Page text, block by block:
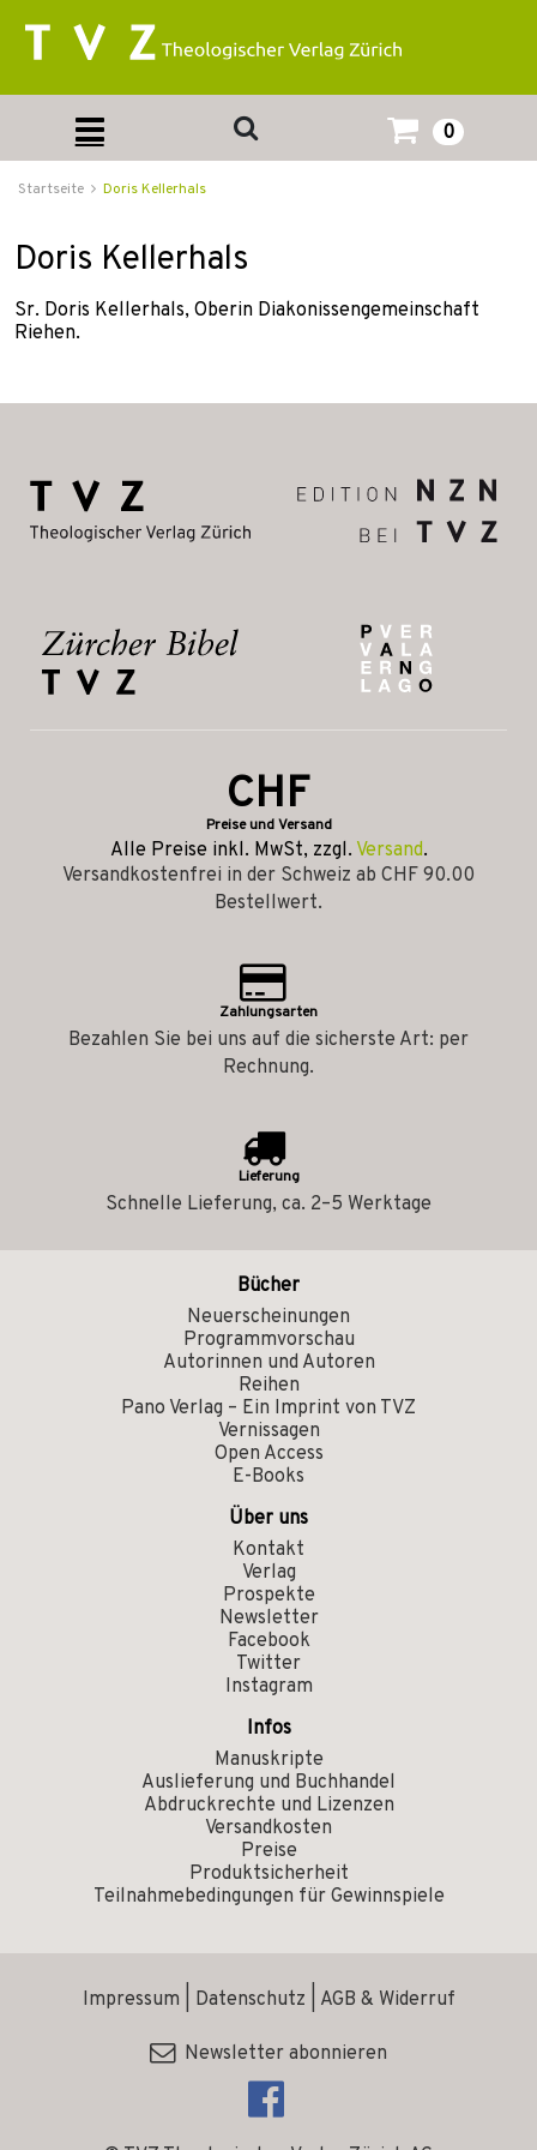
0
Startseite Doris Kellerhals
Doris Kellerhals
Sr. Doris Kellerhals, Oberin Diakonissengemeinschaft
Riehen.
CHF
Preise und Versand
Alle Preise inkl. MwSt, zzgl. Versand.
Versandkostenfrei in der Schweiz ab CHF 90.00
Bestellwert.
Zahlungsarten
Bezahlen Sie bei uns auf die sicherste Art: per
Rechnung.
Lieferung
Schnelle Lieferung, ca. 2–5 Werktage
Bücher
Neuerscheinungen
Programmvorschau
Autorinnen und Autoren
Reihen
Pano Verlag – Ein Imprint von TVZ
Vernissagen
Open Access
E-Books
Über uns
Kontakt
Verlag
Prospekte
Newsletter
Facebook
Twitter
Instagram
Infos
Manuskripte
Auslieferung und Buchhandel
Abdruckrechte und Lizenzen
Versandkosten
Preise
Produktsicherheit
Teilnahmebedingungen für Gewinnspiele
Impressum Datenschutz AGB & Widerruf
Newsletter abonnieren